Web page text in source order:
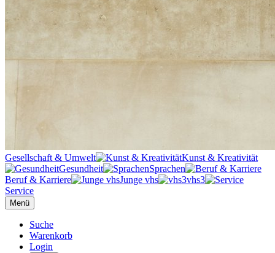
Gesellschaft & Umwelt
Kunst & Kreativität
Gesundheit
Sprachen
Beruf & Karriere
Junge vhs
vhs3
Service
Menü
Suche
Warenkorb
Login